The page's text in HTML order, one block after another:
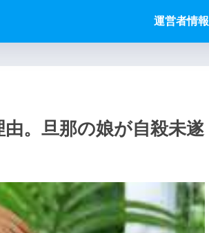
運営者情報
。旦那の娘が自殺未遂